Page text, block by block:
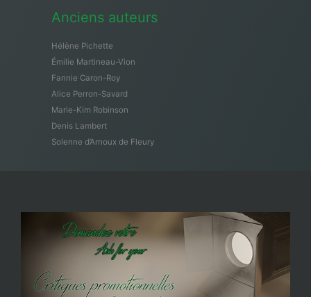
Anciens auteurs
Hélène Pichette
Émilie Martineau-Vion
Fannie Caron-Roy
Alice Perron-Savard
Marie-Kim Robinson
Denis Lambert
Solenne d’Arnoux de Fleury